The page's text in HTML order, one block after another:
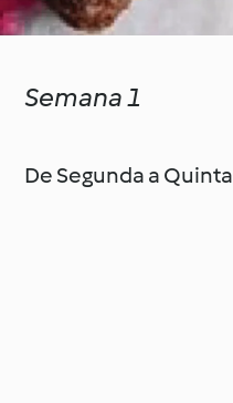
Semana 1
De Segunda a Quinta